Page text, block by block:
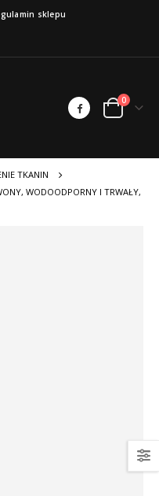
sklepu
0
TKANIN
WODOODPORNY I TRWAŁY,